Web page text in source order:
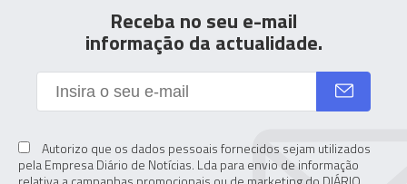
Receba no seu e-mail
informação da actualidade.
Autorizo que os dados pessoais fornecidos sejam utilizados
pela Empresa Diário de Notícias. Lda para envio de informação